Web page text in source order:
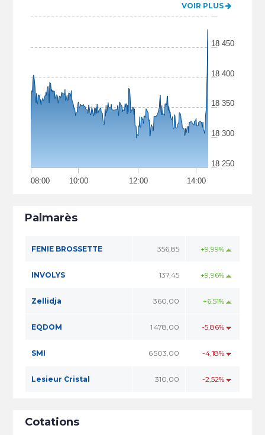
VOIR PLUS
08:00 10:00 12:00 14:00
18 250
18 300
18 350
18 400
18 450
Palmarès
FENIE BROSSETTE 356,85 +9,99%
INVOLYS 137,45 +9,96%
Zellidja 360,00 +6,51%
EQDOM 1 478,00 -5,86%
SMI 6 503,00 -4,18%
Lesieur Cristal 310,00 -2,52%
Cotations